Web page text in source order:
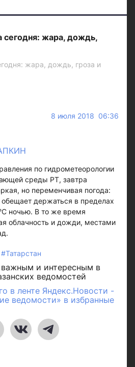
сегодня: жара, дождь,
жара, дождь, гроза и
8 июля 2018 06:36
по гидрометеорологии
среды РТ, завтра
но переменчивая погода:
держаться в пределах
ночью. В то же время
облачность и дожди, местами
#Татарстан
и интересным в
ведомостей
в ленте Яндекс.Новости -
ведомости» в избранные